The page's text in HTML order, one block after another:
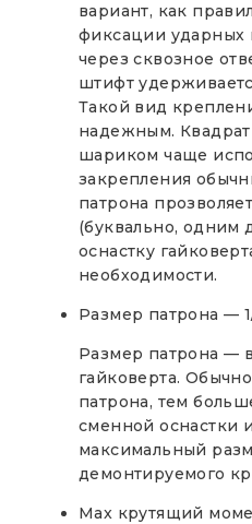
вариант, как
фиксации ударных
через сквозное
штифт
Такой вид
надежным.
шариком чаще
закрепления
патрона
(буквально, одним
оснастку
необходимости.
Размер патрона —
Размер патрона —
гайковерта.
патрона, тем
сменной оснастки
максимальный
демонтируемого
Max крутящий